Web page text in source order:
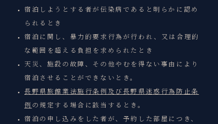
宿泊しようとする者が伝染病であると明らかに認め
られるとき
宿泊に関し、暴力的要求行為が行われ、又は合理的
な範囲を超える負担を求められたとき
天災、施設の故障、その他やむを得ない事由により
宿泊させることができないとき。
長野県旅館業法施行条例及び長野県迷惑行為防止条
例 の規定する場合に該当するとき。
宿泊の申し込みをした者が、予約した部屋につき、